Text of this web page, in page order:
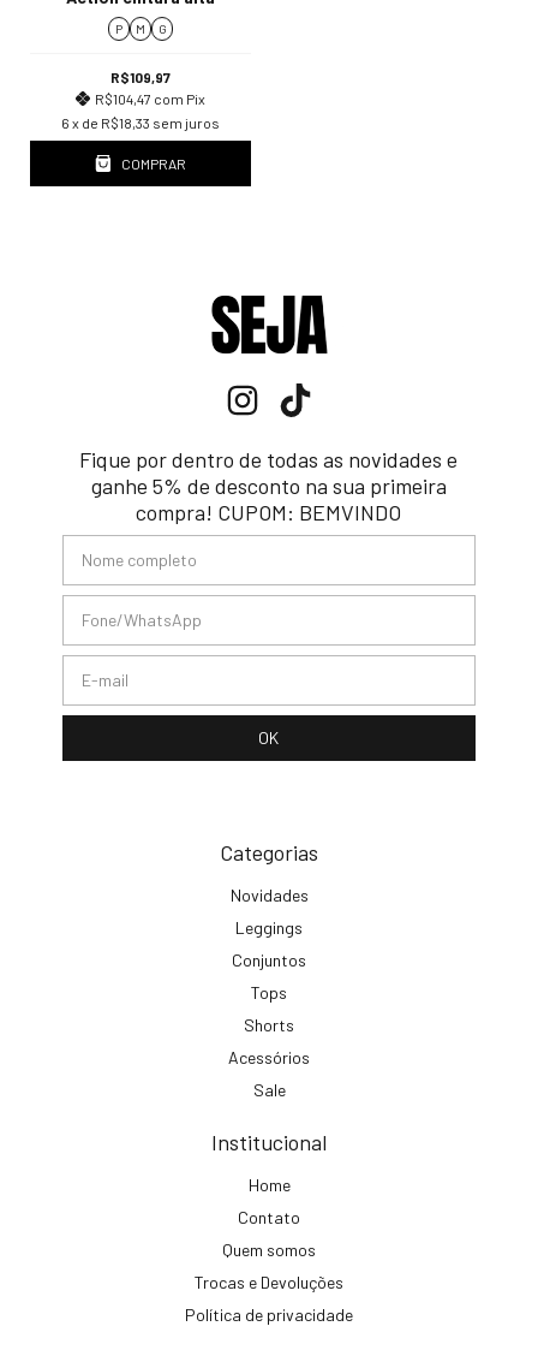
P M G
R$109,97
R$104,47 com Pix
6 x de R$18,33 sem juros
COMPRAR
Fique por dentro de todas as novidades e
ganhe 5% de desconto na sua primeira
compra! CUPOM: BEMVINDO
Categorias
Novidades
Leggings
Conjuntos
Tops
Shorts
Acessórios
Sale
Institucional
Home
Contato
Quem somos
Trocas e Devoluções
Política de privacidade